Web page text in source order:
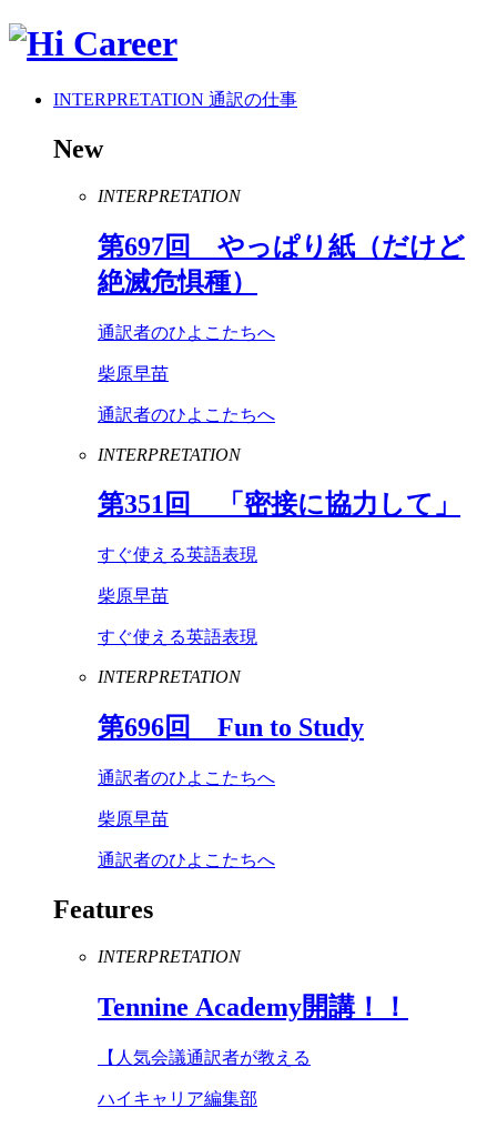
INTERPRETATION 通訳の仕事
New
INTERPRETATION
第697回 やっぱり紙（だけど
絶滅危惧種）
通訳者のひよこたちへ
柴原早苗
通訳者のひよこたちへ
INTERPRETATION
第351回 「密接に協力して」
すぐ使える英語表現
柴原早苗
すぐ使える英語表現
INTERPRETATION
第696回 Fun to Study
通訳者のひよこたちへ
柴原早苗
通訳者のひよこたちへ
Features
INTERPRETATION
Tennine Academy開講！！
【人気会議通訳者が教える
ハイキャリア編集部